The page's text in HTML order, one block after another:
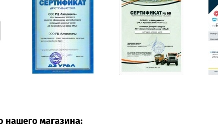
нашего магазина: